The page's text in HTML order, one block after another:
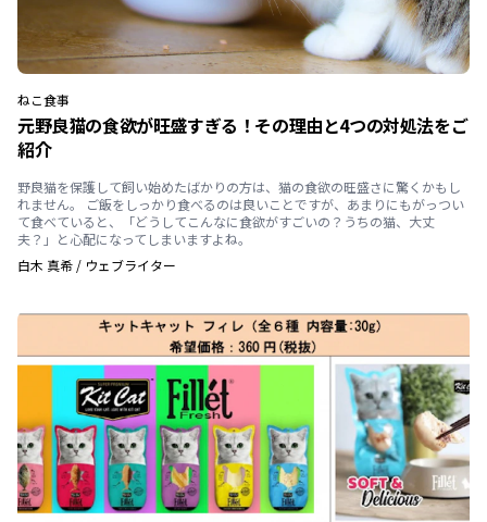
ねこ食事
元野良猫の食欲が旺盛すぎる！その理由と4つの対処法をご
紹介
野良猫を保護して飼い始めたばかりの方は、猫の食欲の旺盛さに驚くかもし
れません。 ご飯をしっかり食べるのは良いことですが、あまりにもがっつい
て食べていると、「どうしてこんなに食欲がすごいの？うちの猫、大丈
夫？」と心配になってしまいますよね。
白木 真希 / ウェブライター